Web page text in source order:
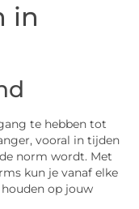
in
te hebben tot
vooral in tijden
norm wordt. Met
kun je vanaf elke
op jouw